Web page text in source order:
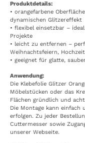
Produktdetails:
• orangefarbene
dynamischen Glitzereffekt
• flexibel einsetzbar –
Projekte
• leicht zu entfernen –
Weihnachtsfeiern,
• geeignet für glatte,
Anwendung:
Die Klebefolie Glitzer
Möbelstücken oder das
Flächen gründlich und
Die Montage kann einfach
erfolgen. Zu jeder
Cuttermesser sowie
unserer Webseite.